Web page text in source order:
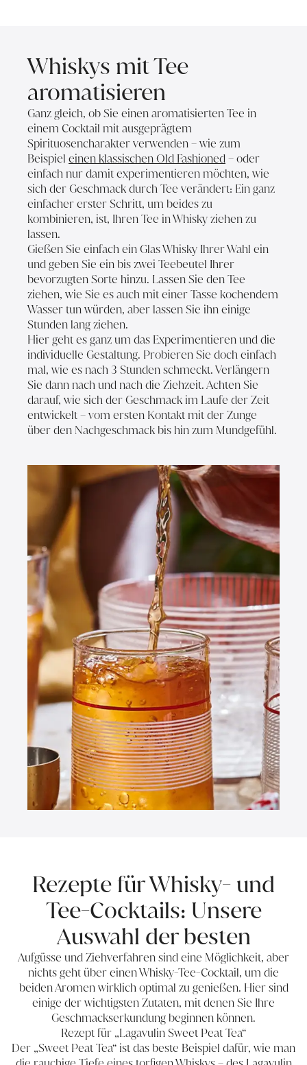
Whiskys mit Tee
aromatisieren
Ganz gleich, ob Sie einen aromatisierten Tee in
einem Cocktail mit ausgeprägtem
Spirituosencharakter verwenden – wie zum
Beispiel einen klassischen Old Fashioned– oder
einfach nur damit experimentieren möchten, wie
sich der Geschmack durch Tee verändert: Ein ganz
einfacher erster Schritt, um beides zu
kombinieren, ist, Ihren Tee in Whisky ziehen zu
lassen.
Gießen Sie einfach ein Glas Whisky Ihrer Wahl ein
und geben Sie ein bis zwei Teebeutel Ihrer
bevorzugten Sorte hinzu. Lassen Sie den Tee
ziehen, wie Sie es auch mit einer Tasse kochendem
Wasser tun würden, aber lassen Sie ihn einige
Stunden lang ziehen.
Hier geht es ganz um das Experimentieren und die
individuelle Gestaltung. Probieren Sie doch einfach
mal, wie es nach 3 Stunden schmeckt. Verlängern
Sie dann nach und nach die Ziehzeit. Achten Sie
darauf, wie sich der Geschmack im Laufe der Zeit
entwickelt – vom ersten Kontakt mit der Zunge
über den Nachgeschmack bis hin zum Mundgefühl.
Rezepte für Whisky- und
Tee-Cocktails: Unsere
Auswahl der besten
Aufgüsse und Ziehverfahren sind eine Möglichkeit, aber
nichts geht über einen Whisky-Tee-Cocktail, um die
beiden Aromen wirklich optimal zu genießen. Hier sind
einige der wichtigsten Zutaten, mit denen Sie Ihre
Geschmackserkundung beginnen können.
Rezept für „Lagavulin Sweet Peat Tea“
Der „Sweet Peat Tea“ ist das beste Beispiel dafür, wie man